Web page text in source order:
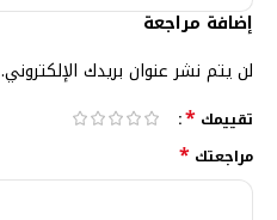
إضافة مراجعة
لن يتم نشر عنوان بريدك الإلكتروني.
تقييمك *
مراجعتك *